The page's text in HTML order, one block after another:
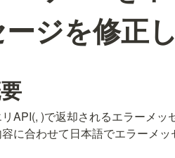
ジを修正
API(, )で返却されるエラーメッ
に合わせて日本語でエラーメッ